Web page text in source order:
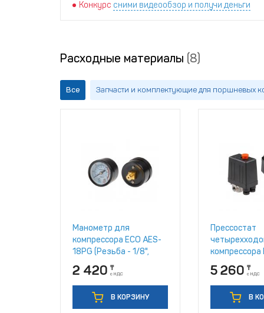
Конкурс сними видеообзор и получи деньги
Расходные материалы (8)
Все Запчасти и комплектующие для поршневых
Манометр для
компрессора ECO AES-
18PG (Резьба - 1/8",
металлический корпус,
Давление - 0-12 бар)
2 420 ₸
с НДС
В КОРЗИНУ
Прессостат
компрессора
5 260 ₸
с НДС
В